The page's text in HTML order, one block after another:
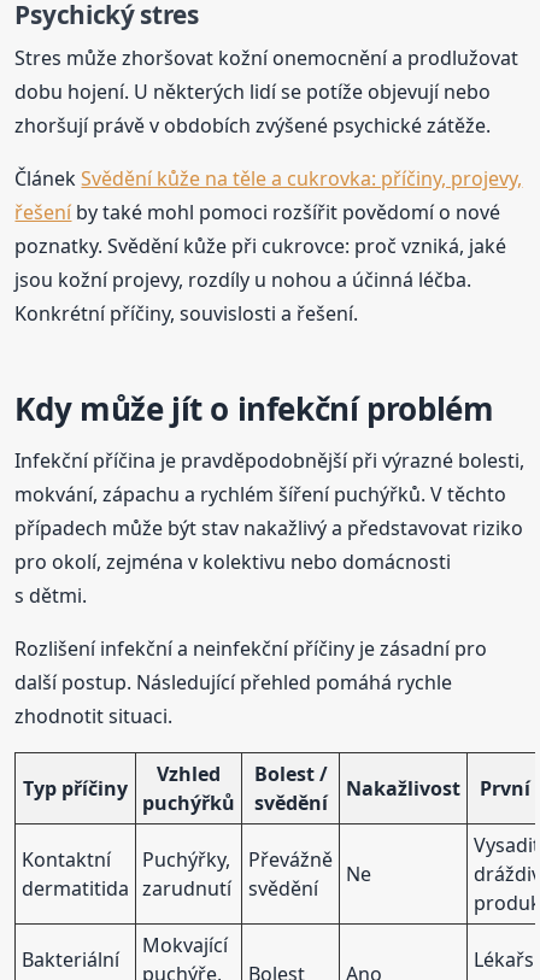
Psychický stres
Stres může zhoršovat kožní onemocnění a prodlužovat
dobu hojení. U některých lidí se potíže objevují nebo
zhoršují právě v obdobích zvýšené psychické zátěže.
ČlánekSvědění kůže na těle a cukrovka: příčiny, projevy,
řešení by také mohl pomoci rozšířit povědomí o nové
poznatky. Svědění kůže při cukrovce: proč vzniká, jaké
jsou kožní projevy, rozdíly u nohou a účinná léčba.
Konkrétní příčiny, souvislosti a řešení.
Kdy může jít o infekční problém
Infekční příčina je pravděpodobnější při výrazné bolesti,
mokvání, zápachu a rychlém šíření puchýřků. V těchto
případech může být stav nakažlivý a představovat riziko
pro okolí, zejména v kolektivu nebo domácnosti
s dětmi.
Rozlišení infekční a neinfekční příčiny je zásadní pro
další postup. Následující přehled pomáhá rychle
zhodnotit situaci.
Typ příčiny
Vzhled
puchýřků
Bolest /
svědění
Nakažlivost První
Kontaktní
dermatitida
Puchýřky,
zarudnutí
Převážně
svědění
Ne
Vysadit
Bakteriální
Mokvající
puchýře,
Bolest Ano